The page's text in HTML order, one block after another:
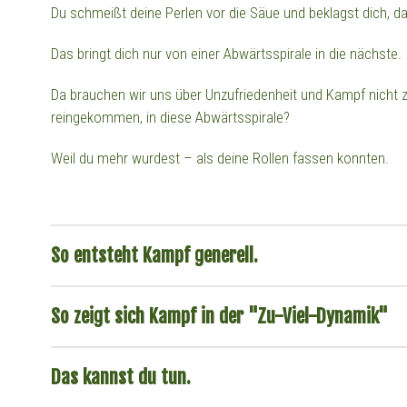
Du schmeißt deine Perlen vor die Säue und beklagst dich,
Das bringt dich nur von einer Abwärtsspirale in die nächste.
Da brauchen wir uns über Unzufriedenheit und Kampf nicht
reingekommen, in diese Abwärtsspirale?
Weil du mehr wurdest – als deine Rollen fassen konnten.
So entsteht Kampf generell.
immer in uns. Sie verschwinden nicht. Selbst wenn wir es
Wichtig ist dabei: In uns sind sie Möglichkeiten. Erst wenn
So zeigt sich Kampf in der "Zu-Viel-Dynamik"
Das kannst du tun.